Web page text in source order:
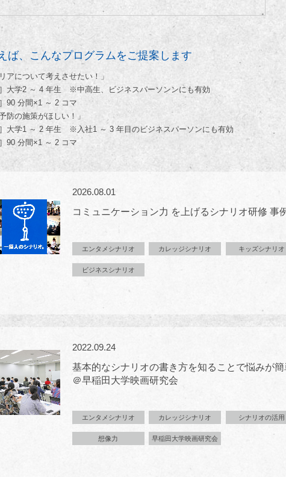
ば、こんなプログラムをご提案します
アについて考えさせたい！」
］大学2 ～ 4 年生 ※中高生、ビジネスパーソンンにも有効
］90 分間×1 ～ 2 コマ
防の施策がほしい！」
］大学1 ～ 2 年生 ※入社1 ～ 3 年目のビジネスパーソンにも有効
］90 分間×1 ～ 2 コマ
2026.08.01
コミュニケーション力 を上げるシナリオ研修 事
エンタメシナリオ カレッジシナリオ キッズシナリオ
ビジネスシナリオ
2022.09.24
基本的なシナリオの書き方を知ることで悩みが簡
＠早稲田大学映画研究会
エンタメシナリオ カレッジシナリオ シナリオの活用
想像力 早稲田大学映画研究会